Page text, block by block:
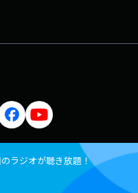
ラジオが聴き放題！